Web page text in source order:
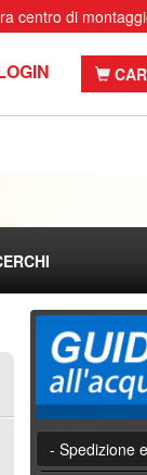
centro di
- Spedizione